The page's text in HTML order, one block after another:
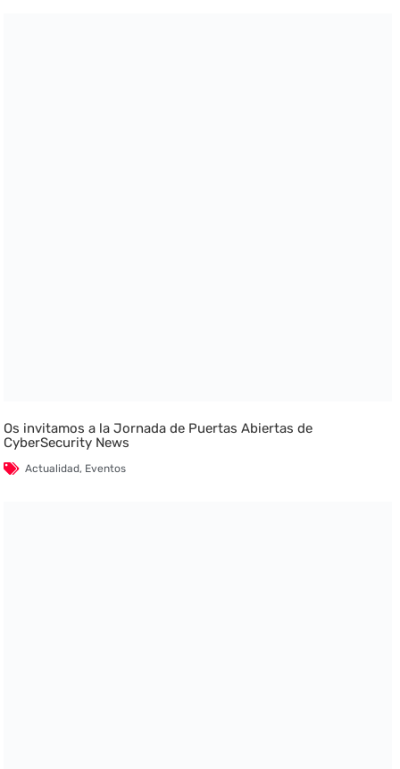
Os invitamos a la Jornada de Puertas Abiertas de
CyberSecurity News
Actualidad, Eventos